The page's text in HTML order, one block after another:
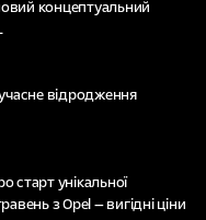
концептуальний
відродження
старт унікальної
з Opel — вигідні ціни